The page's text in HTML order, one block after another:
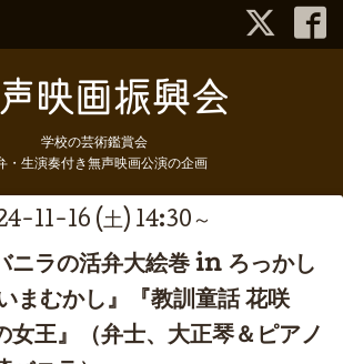
学校の芸術鑑賞会
・生演奏付き無声映画公演の企画
11-16 (土) 14:30～
ニラの活弁大絵巻 in ろっかし
まむかし』『教訓童話 花咲
女王』（弁士、大正琴＆ピアノ